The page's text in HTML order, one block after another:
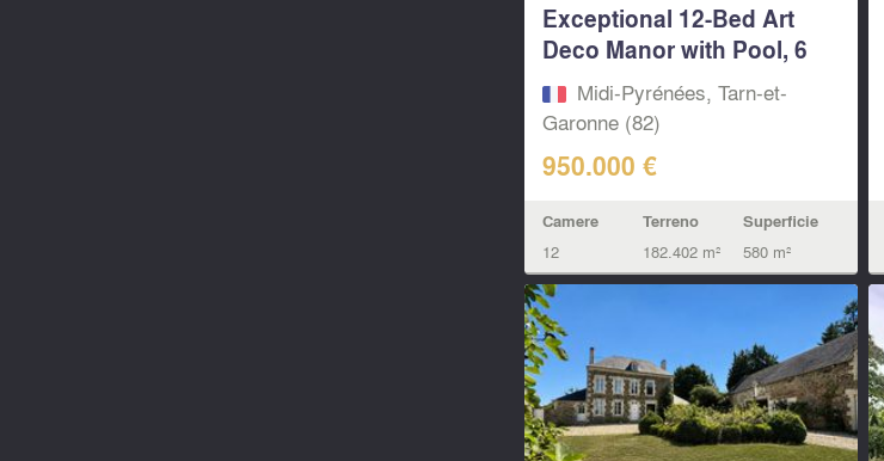
Exceptional 12-Bed Art
Deco Manor with Pool, 6
Gîtes &...
Midi-Pyrénées, Tarn-et-
Garonne (82)
950.000 €
Camere
12
Terreno
182.402 m²
Superficie
580 m²